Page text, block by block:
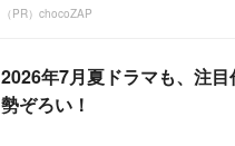
（PR）chocoZAP
2026年7月夏ドラマも、注
勢ぞろい！